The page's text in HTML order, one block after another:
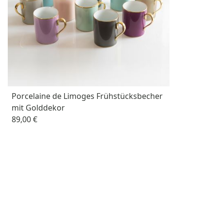
Porcelaine de Limoges Frühstücksbecher
mit Golddekor
89,00 €